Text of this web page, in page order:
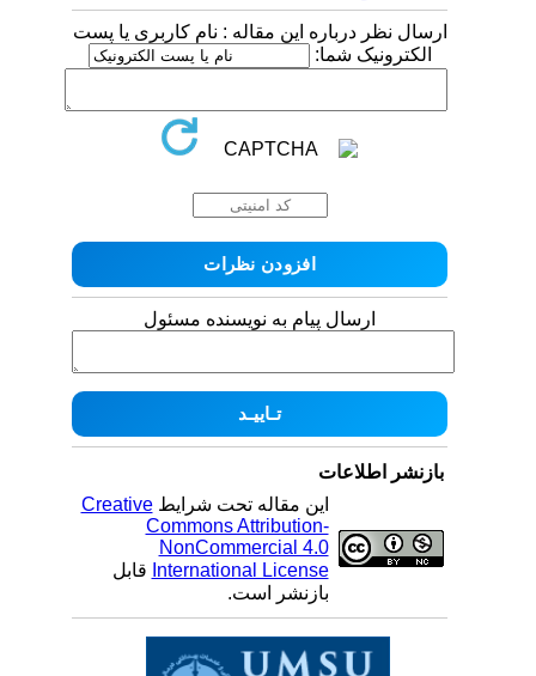
ارسال نظر درباره این مقاله : نام کاربری یا پست
الکترونیک شما:
ارسال پیام به نویسنده مسئول
بازنشر اطلاعات
این مقاله تحت شرایطCreative
Commons Attribution-
NonCommercial 4.0
International Licenseقابل
بازنشر است.